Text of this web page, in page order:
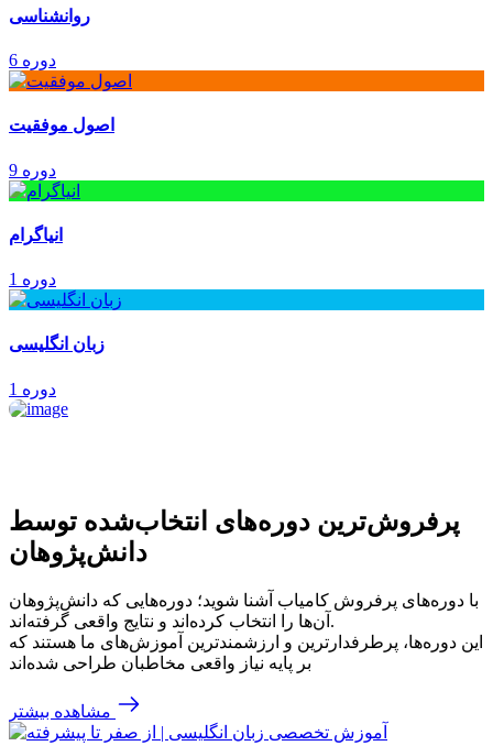
روانشناسی
6 دوره
اصول موفقیت
9 دوره
انیاگرام
1 دوره
زبان انگلیسی
1 دوره
پرفروش‌ترین‌ دوره‌های انتخاب‌شده توسط
دانش‌پژوهان
با دوره‌های پرفروش کامیاب آشنا شوید؛ دوره‌هایی که دانش‌پژوهان
آن‌ها را انتخاب کرده‌اند و نتایج واقعی گرفته‌اند.
این دوره‌ها، پرطرفدارترین و ارزشمندترین آموزش‌های ما هستند که
بر پایه نیاز واقعی مخاطبان طراحی شده‌اند
مشاهده بیشتر